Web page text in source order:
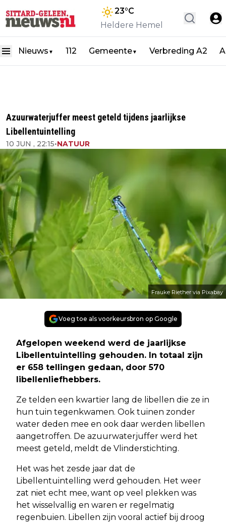
23°C
Heldere Hemel
Nieuws ▼ 112 Gemeente▼ Verbreding A2
Azuurwaterjuffer meest geteld tijdens jaarlijkse
Libellentuintelling
10 JUN , 22:15•NATUUR
Frauke Riether via Pixabay
Voeg toe als voorkeursbron op Google
Afgelopen weekend werd de jaarlijkse
Libellentuintelling gehouden. In totaal zijn
er 658 tellingen gedaan, door 570
libellenliefhebbers.
Ze telden een kwartier lang de libellen die ze in
hun tuin tegenkwamen. Ook tuinen zonder
water deden mee en ook daar werden libellen
aangetroffen. De azuurwaterjuffer werd het
meest geteld, meldt de Vlinderstichting.
Het was het zesde jaar dat de
Libellentuintelling werd gehouden. Het weer
zat niet echt mee, want op veel plekken was
het wisselvallig en waren er regelmatig
regenbuien. Libellen zijn vooral actief bij droog